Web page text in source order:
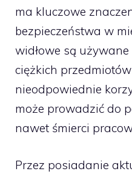
ma kluczowe
bezpieczeństwa w
widłowe są
ciężkich
nieodpowiednie
może prowadzić do
nawet śmierci
Przez posiadanie